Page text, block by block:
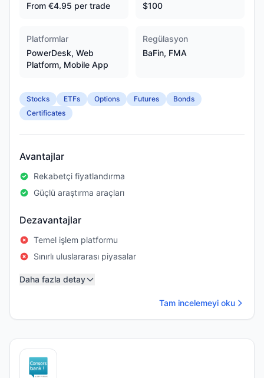
From €4.95 per trade
$100
Platformlar
PowerDesk, Web
Platform, Mobile App
Regülasyon
BaFin, FMA
Stocks ETFs Options Futures
Bonds
Certificates
Avantajlar
Rekabetçi fiyatlandırma
Güçlü araştırma araçları
Dezavantajlar
Temel işlem platformu
Sınırlı uluslararası piyasalar
Daha fazla detay
Tam incelemeyi oku